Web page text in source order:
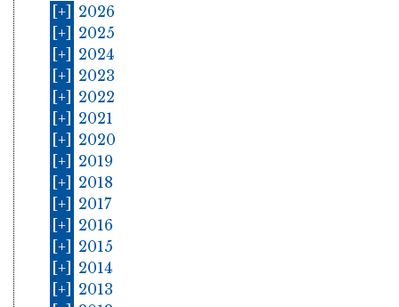
[+]
2026
[+]
2025
[+]
2024
[+]
2023
[+]
2022
[+]
2021
[+]
2020
[+]
2019
[+]
2018
[+]
2017
[+]
2016
[+]
2015
[+]
2014
[+]
2013